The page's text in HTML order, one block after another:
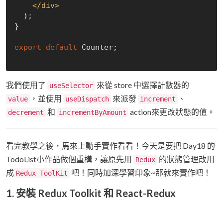
</div>
}
export default Counter;
我們使用了 useSelector 來從 store 中選擇計數器的
value ，並使用 useDispatch 來派發 increment 、
decrement 和 incrementByAmount action來更改狀態的值。
看完教學之後，馬來上動手實作看看！今天是要把 Day18 的
TodoList小作品做個重構，讓原先用
Redux 的狀態管理改用
成 Redux ToolKit 吧！同時加深學習印象~那就來實作吧！
1. 安裝 Redux Toolkit 和 React-Redux